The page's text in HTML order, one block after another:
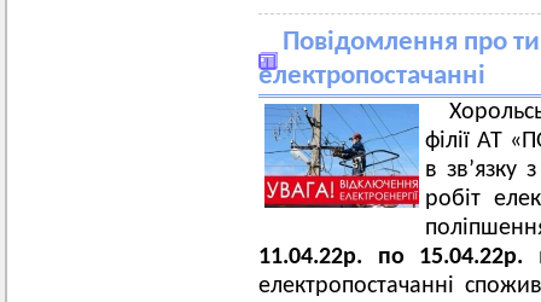
Повідомлення про
електропостачанні
філії АТ
в зв’язку
робіт
11.04.22р. по 15.04.22р.
електропостачанні